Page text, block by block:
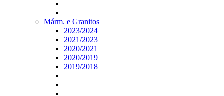
Márm. e Granitos
2023/2024
2021/2023
2020/2021
2020/2019
2019/2018